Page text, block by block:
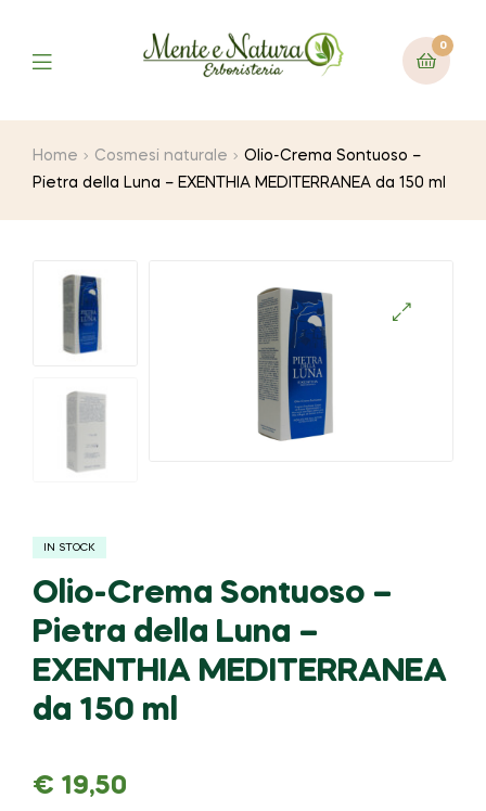
0
Home Cosmesi naturale
Olio-Crema Sontuoso –
Pietra della Luna – EXENTHIA MEDITERRANEA da 150 ml
IN STOCK
Olio-Crema Sontuoso –
Pietra della Luna –
EXENTHIA MEDITERRANEA
da 150 ml
€ 19,50